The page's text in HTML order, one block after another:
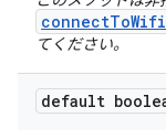
てください。
default